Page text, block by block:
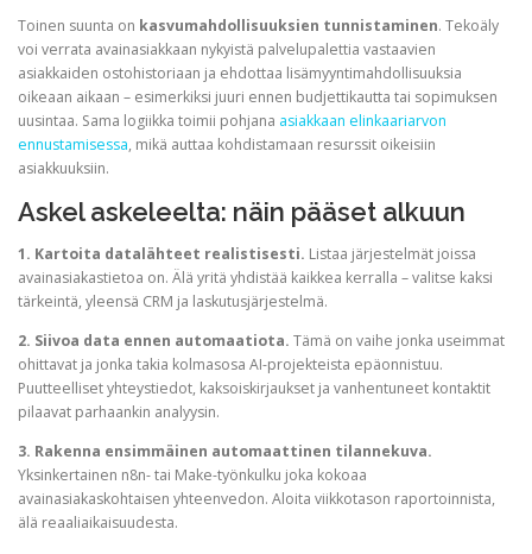
Toinen suunta on kasvumahdollisuuksien tunnistaminen. Tekoäly
voi verrata avainasiakkaan nykyistä palvelupalettia vastaavien
asiakkaiden ostohistoriaan ja ehdottaa lisämyyntimahdollisuuksia
oikeaan aikaan – esimerkiksi juuri ennen budjettikautta tai sopimuksen
uusintaa. Sama logiikka toimii pohjana asiakkaan elinkaariarvon
ennustamisessa, mikä auttaa kohdistamaan resurssit oikeisiin
asiakkuuksiin.
Askel askeleelta: näin pääset alkuun
1. Kartoita datalähteet realistisesti. Listaa järjestelmät joissa
avainasiakastietoa on. Älä yritä yhdistää kaikkea kerralla – valitse kaksi
tärkeintä, yleensä CRM ja laskutusjärjestelmä.
2. Siivoa data ennen automaatiota. Tämä on vaihe jonka useimmat
ohittavat ja jonka takia kolmasosa AI-projekteista epäonnistuu.
Puutteelliset yhteystiedot, kaksoiskirjaukset ja vanhentuneet kontaktit
pilaavat parhaankin analyysin.
3. Rakenna ensimmäinen automaattinen tilannekuva.
Yksinkertainen n8n- tai Make-työnkulku joka kokoaa
avainasiakaskohtaisen yhteenvedon. Aloita viikkotason raportoinnista,
älä reaaliaikaisuudesta.